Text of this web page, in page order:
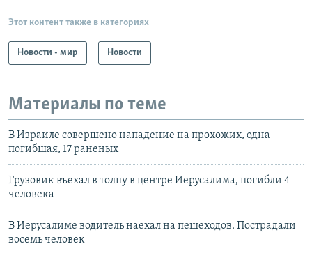
Этот контент также в категориях
Новости - мир Новости
Материалы по теме
В Израиле совершено нападение на прохожих, одна
погибшая, 17 раненых
Грузовик въехал в толпу в центре Иерусалима, погибли 4
человека
В Иерусалиме водитель наехал на пешеходов. Пострадали
восемь человек